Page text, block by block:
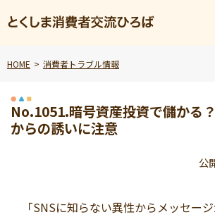
HOME 消費者トラブル情報
No.1051.暗号資産投資で儲かる
からの誘いに注意
公
「SNSに知らない異性からメッセー